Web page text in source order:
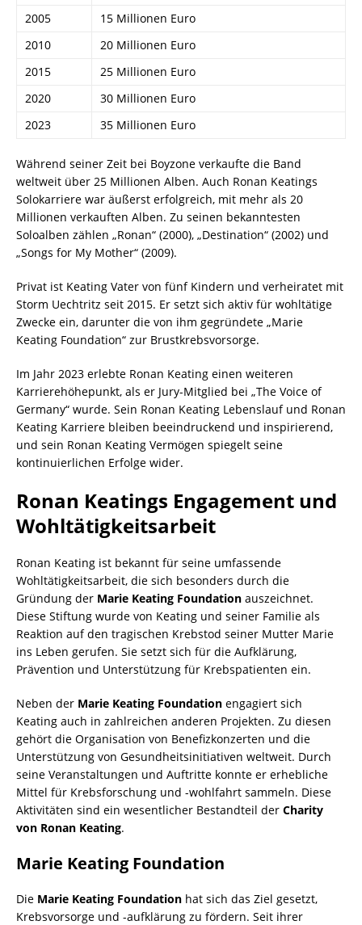
2005
15 Millionen Euro
2010
20 Millionen Euro
2015
25 Millionen Euro
2020
30 Millionen Euro
2023
35 Millionen Euro
Während seiner Zeit bei Boyzone verkaufte die Band
weltweit über 25 Millionen Alben. Auch Ronan Keatings
Solokarriere war äußerst erfolgreich, mit mehr als 20
Millionen verkauften Alben. Zu seinen bekanntesten
Soloalben zählen „Ronan“ (2000), „Destination“ (2002) und
„Songs for My Mother“ (2009).
Privat ist Keating Vater von fünf Kindern und verheiratet mit
Storm Uechtritz seit 2015. Er setzt sich aktiv für wohltätige
Zwecke ein, darunter die von ihm gegründete „Marie
Keating Foundation“ zur Brustkrebsvorsorge.
Im Jahr 2023 erlebte Ronan Keating einen weiteren
Karrierehöhepunkt, als er Jury-Mitglied bei „The Voice of
Germany“ wurde. Sein Ronan Keating Lebenslauf und Ronan
Keating Karriere bleiben beeindruckend und inspirierend,
und sein Ronan Keating Vermögen spiegelt seine
kontinuierlichen Erfolge wider.
Ronan Keatings Engagement und
Wohltätigkeitsarbeit
Ronan Keating ist bekannt für seine umfassende
Wohltätigkeitsarbeit, die sich besonders durch die
Gründung der Marie Keating Foundation auszeichnet.
Diese Stiftung wurde von Keating und seiner Familie als
Reaktion auf den tragischen Krebstod seiner Mutter Marie
ins Leben gerufen. Sie setzt sich für die Aufklärung,
Prävention und Unterstützung für Krebspatienten ein.
Neben der Marie Keating Foundation engagiert sich
Keating auch in zahlreichen anderen Projekten. Zu diesen
gehört die Organisation von Benefizkonzerten und die
Unterstützung von Gesundheitsinitiativen weltweit. Durch
seine Veranstaltungen und Auftritte konnte er erhebliche
Mittel für Krebsforschung und -wohlfahrt sammeln. Diese
Aktivitäten sind ein wesentlicher Bestandteil der Charity
von Ronan Keating.
Marie Keating Foundation
Die Marie Keating Foundation hat sich das Ziel gesetzt,
Krebsvorsorge und -aufklärung zu fördern. Seit ihrer